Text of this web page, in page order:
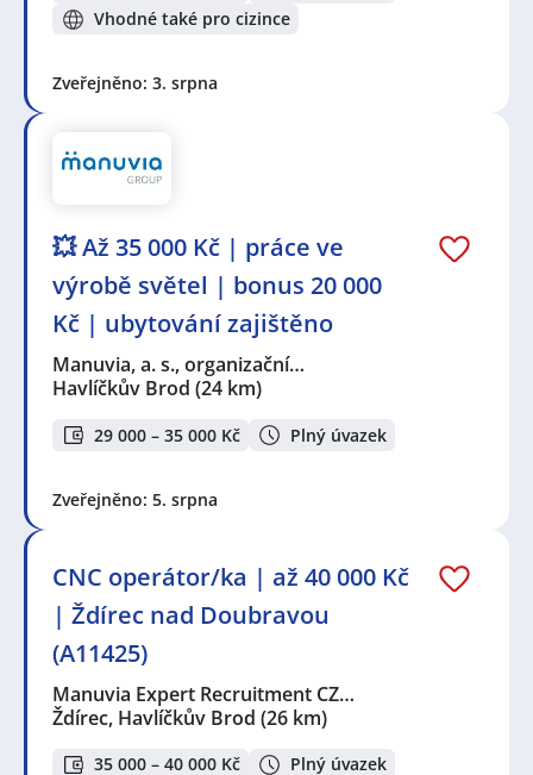
Vhodné také pro cizince
Zveřejněno: 3. srpna
💥 Až 35 000 Kč | práce ve
výrobě světel | bonus 20 000
Kč | ubytování zajištěno
Manuvia, a. s., organizační…
Havlíčkův Brod (24 km)
29 000 – 35 000 Kč Plný úvazek
Zveřejněno: 5. srpna
CNC operátor/ka | až 40 000 Kč
| Ždírec nad Doubravou
(A11425)
Manuvia Expert Recruitment CZ…
Ždírec, Havlíčkův Brod (26 km)
35 000 – 40 000 Kč
Plný úvazek